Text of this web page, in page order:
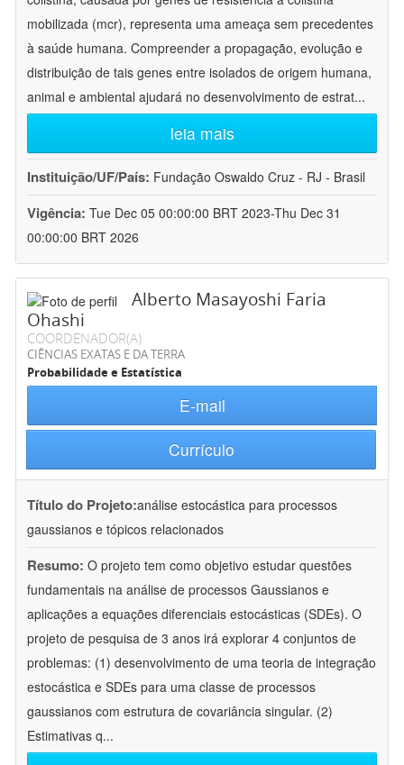
mobilizada (mcr), representa uma ameaça sem precedentes
à saúde humana. Compreender a propagação, evolução e
distribuição de tais genes entre isolados de origem humana,
animal e ambiental ajudará no desenvolvimento de estrat...
leia mais
Instituição/UF/País: Fundação Oswaldo Cruz - RJ - Brasil
Vigência: Tue Dec 05 00:00:00 BRT 2023-Thu Dec 31
00:00:00 BRT 2026
Alberto Masayoshi Faria
Ohashi
COORDENADOR(A)
CIÊNCIAS EXATAS E DA TERRA
Probabilidade e Estatística
E-mail
Currículo
Título do Projeto:análise estocástica para processos
gaussianos e tópicos relacionados
Resumo: O projeto tem como objetivo estudar questões
fundamentais na análise de processos Gaussianos e
aplicações a equações diferenciais estocásticas (SDEs). O
projeto de pesquisa de 3 anos irá explorar 4 conjuntos de
problemas: (1) desenvolvimento de uma teoria de integração
estocástica e SDEs para uma classe de processos
gaussianos com estrutura de covariância singular. (2)
Estimativas q...